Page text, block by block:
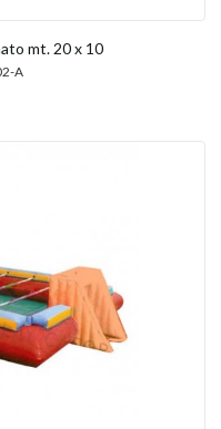
mt. 20 x 10
A